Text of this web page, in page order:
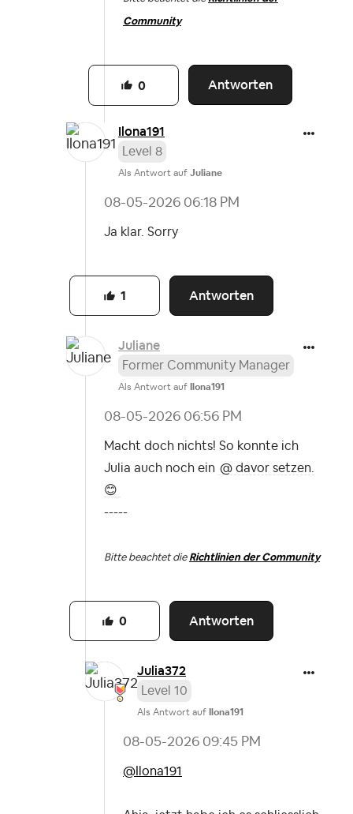
Community
Antworten
0
Ilona191
Level 8
Als Antwort auf Juliane
‎08-05-2026 06:18 PM
Ja klar. Sorry
Antworten
1
Juliane
Former Community Manager
Als Antwort auf Ilona191
‎08-05-2026 06:56 PM
Macht doch nichts! So konnte ich
Julia auch noch ein @ davor setzen.
😊
-----
Bitte beachtet die Richtlinien der Community
Antworten
0
Julia372
Level 10
Als Antwort auf Ilona191
‎08-05-2026 09:45 PM
@Ilona191